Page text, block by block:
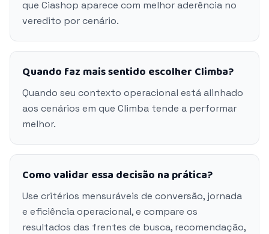
que Ciashop aparece com melhor aderência no
veredito por cenário.
Quando faz mais sentido escolher Climba?
Quando seu contexto operacional está alinhado
aos cenários em que Climba tende a performar
melhor.
Como validar essa decisão na prática?
Use critérios mensuráveis de conversão, jornada
e eficiência operacional, e compare os
resultados das frentes de busca, recomendação,